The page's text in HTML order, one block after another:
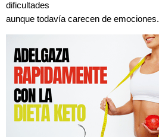
dificultades
aunque todavía carecen de emociones.